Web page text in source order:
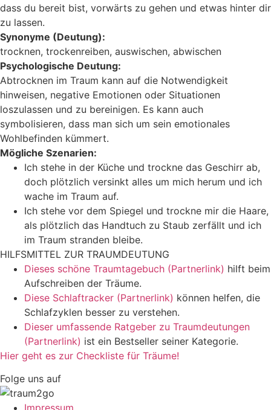
dass du bereit bist, vorwärts zu gehen und etwas hinter dir
zu lassen.
Synonyme (Deutung):
trocknen, trockenreiben, auswischen, abwischen
Psychologische Deutung:
Abtrocknen im Traum kann auf die Notwendigkeit
hinweisen, negative Emotionen oder Situationen
loszulassen und zu bereinigen. Es kann auch
symbolisieren, dass man sich um sein emotionales
Wohlbefinden kümmert.
Mögliche Szenarien:
Ich stehe in der Küche und trockne das Geschirr ab,
doch plötzlich versinkt alles um mich herum und ich
wache im Traum auf.
Ich stehe vor dem Spiegel und trockne mir die Haare,
als plötzlich das Handtuch zu Staub zerfällt und ich
im Traum stranden bleibe.
HILFSMITTEL ZUR TRAUMDEUTUNG
Dieses schöne Traumtagebuch (Partnerlink) hilft beim
Aufschreiben der Träume.
Diese Schlaftracker (Partnerlink) können helfen, die
Schlafzyklen besser zu verstehen.
Dieser umfassende Ratgeber zu Traumdeutungen
(Partnerlink) ist ein Bestseller seiner Kategorie.
Hier geht es zur Checkliste für Träume!
Folge uns auf